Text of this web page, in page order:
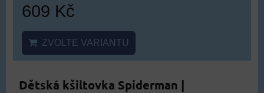
609 Kč
ZVOLTE VARIANTU
Dětská kšiltovka Spiderman |